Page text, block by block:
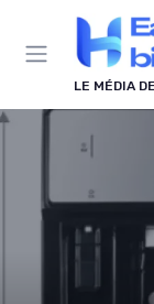
LE MÉDIA
Panneau de